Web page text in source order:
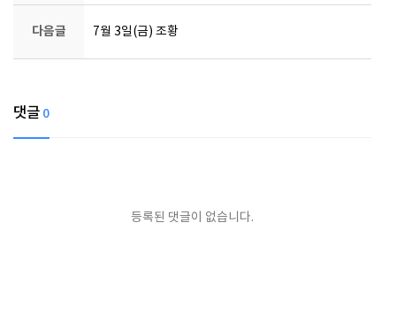
다음글 7월 3일(금) 조황
댓글 0
등록된 댓글이 없습니다.